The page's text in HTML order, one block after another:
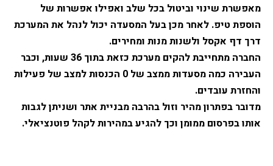
מאפשרת שינוי וביטול בכל שלב ואפילו אפשרות של
הוספת טיפ. לאחר מכן בעל המסעדה יכול לנהל את המערכת
דרך דף אקסל ולשנות מנות ומחירים.
החברה מתחייבת להקים מערכת כזאת בתוך 36 שעות, וכבר
העבירה כמה מסעדות ממצב של 0 הכנסות למצב של פעילות
והחזרת עובדים.
מדובר בפתרון מהיר וזול בהרבה מבניית אתר ושניתן לגבות
אותו בפרסום ממומן וכך להגיע במהירות לקהל פוטנציאלי.